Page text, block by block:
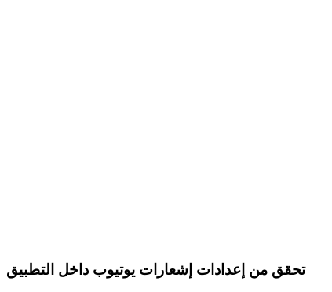
تحقق من إعدادات إشعارات يوتيوب داخل التطبيق